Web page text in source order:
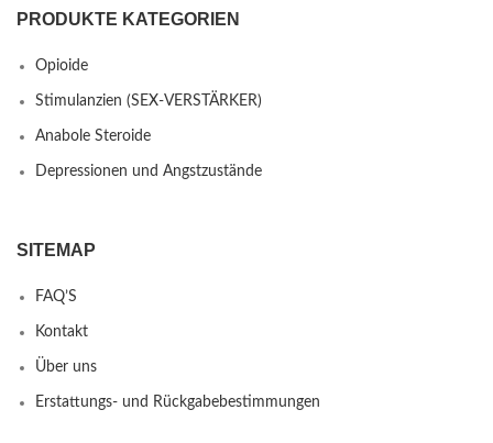
PRODUKTE KATEGORIEN
Opioide
Stimulanzien (SEX-VERSTÄRKER)
Anabole Steroide
Depressionen und Angstzustände
SITEMAP
FAQ’S
Kontakt
Über uns
Erstattungs- und Rückgabebestimmungen